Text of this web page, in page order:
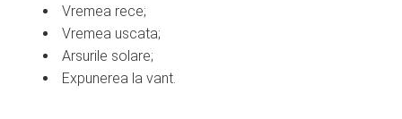
Vremea rece;
Vremea uscata;
Arsurile solare;
Expunerea la vant.